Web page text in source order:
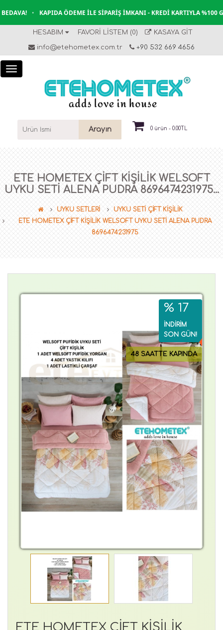
• KAPIDA ÖDEME İLE SIPARIŞ İMKANI - KREDI KARTIYLA %100
HESABIM FAVORI LISTEM (0) KASAYA GIT
info@etehometex.com.tr +90 532 669 4656
Arayın 0 ürün - 0.00TL
ETE HOMETEX ÇİFT KİŞİLİK WELSOFT
UYKU SETİ ALENA PUDRA 8696474231975...
UYKU SETLERİ
UYKU SETİ ÇİFT KİŞİLİK
ETE HOMETEX ÇİFT KİŞİLİK WELSOFT UYKU SETİ ALENA PUDRA
8696474231975
48 SAATTE KAPINDA
% 17
İNDİRİM
SON GÜN!
ETE HOMETEX ÇİFT KİŞİLİK